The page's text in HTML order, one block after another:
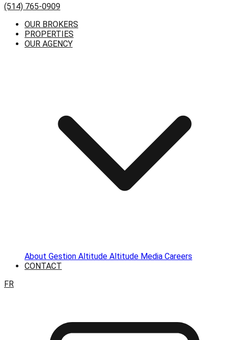
(514) 765-0909
OUR BROKERS
PROPERTIES
OUR AGENCY
About Gestion Altitude Altitude Media Careers
CONTACT
FR